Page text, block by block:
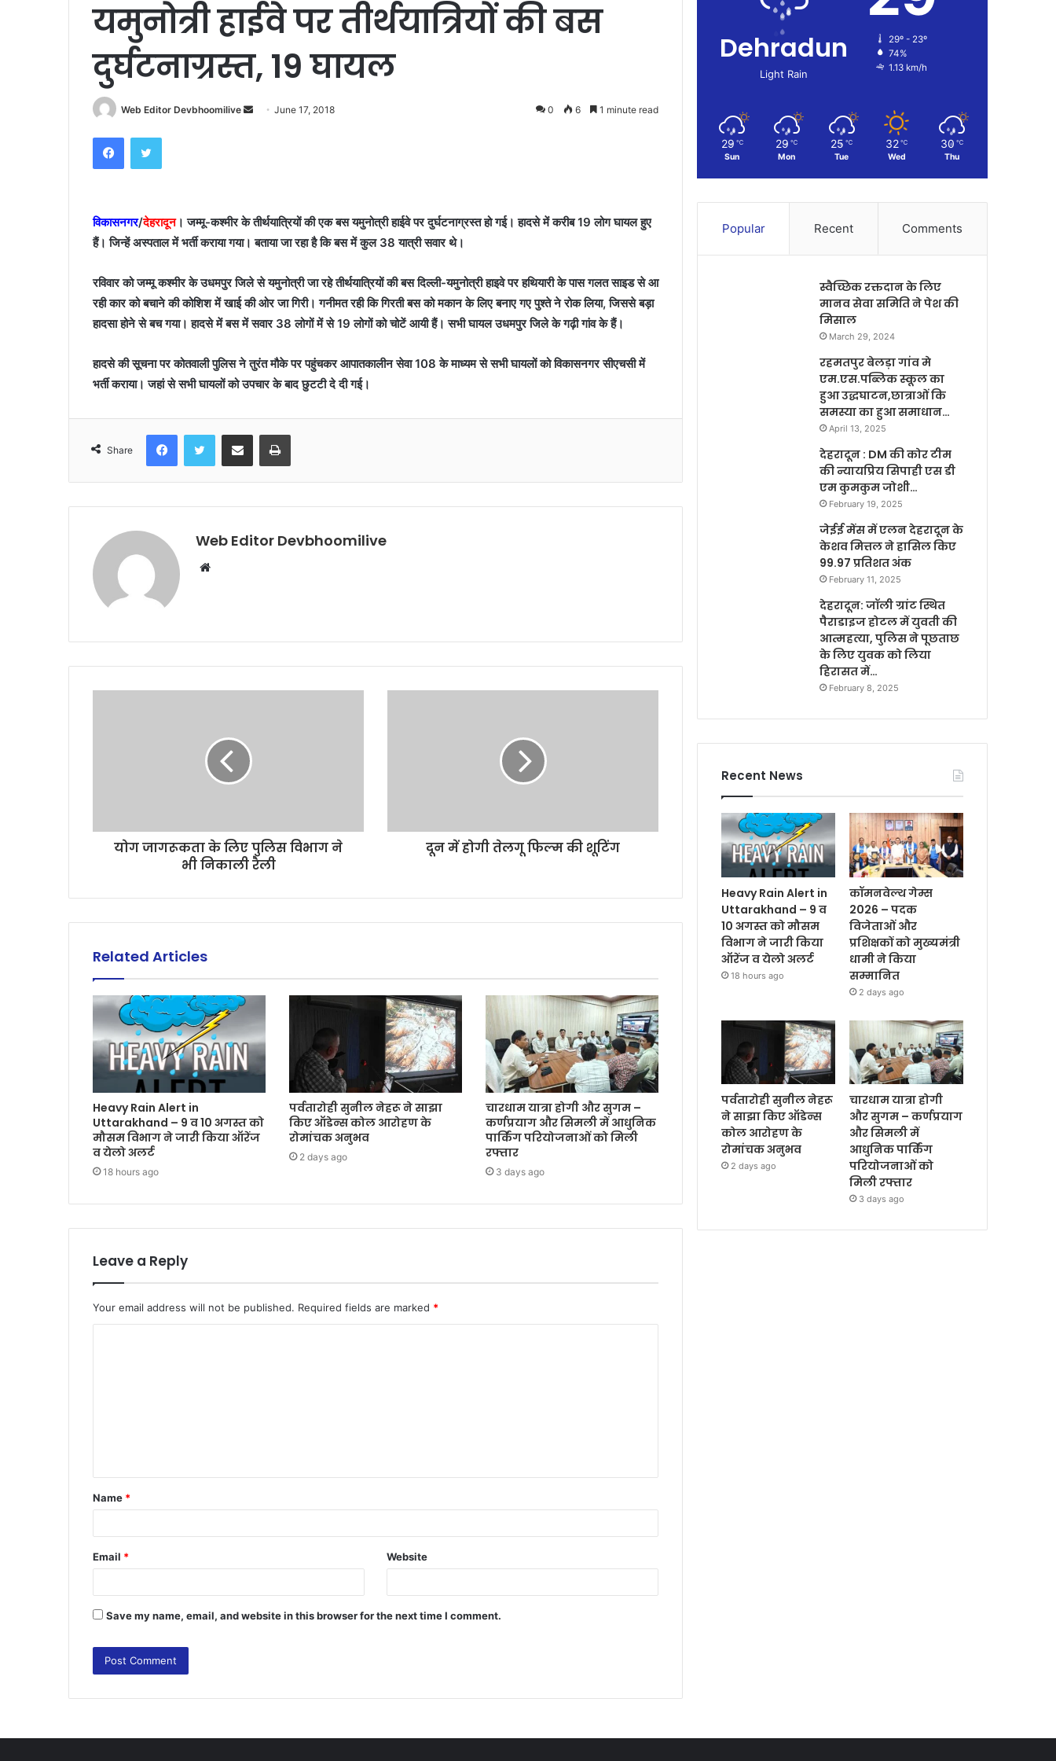
यमुनोत्री हाईवे पर तीर्थयात्रियों की बस
दुर्घटनाग्रस्त, 19 घायल
Web Editor Devbhoomilive
SendJune 17, 2018 0 6 1 minute read
FacebookTwitter
विकासनगर/देहरादून। जम्मू-कश्मीर के तीर्थयात्रियों की एक बस यमुनोत्री हाईवे पर दुर्घटनाग्रस्त हो गई। हादसे में करीब 19 लोग घायल हुए
हैं। जिन्हें अस्पताल में भर्ती कराया गया। बताया जा रहा है कि बस में कुल 38 यात्री सवार थे।
रविवार को जम्मू कश्मीर के उधमपुर जिले से यमुनोत्री जा रहे तीर्थयात्रियों की बस दिल्ली-यमुनोत्री हाइवे पर हथियारी के पास गलत साइड से आ
रही कार को बचाने की कोशिश में खाई की ओर जा गिरी। गनीमत रही कि गिरती बस को मकान के लिए बनाए गए पुश्ते ने रोक लिया, जिससे बड़ा
हादसा होने से बच गया। हादसे में बस में सवार 38 लोगों में से 19 लोगों को चोटें आयी हैं। सभी घायल उधमपुर जिले के गढ़ी गांव के हैं।
हादसे की सूचना पर कोतवाली पुलिस ने तुरंत मौके पर पहुंचकर आपातकालीन सेवा 108 के माध्यम से सभी घायलों को विकासनगर सीएचसी में
भर्ती कराया। जहां से सभी घायलों को उपचार के बाद छुटटी दे दी गई।
Share
FacebookTwitter Share via Email Print
Web Editor Devbhoomilive
Website
योग जागरूकता के लिए पुलिस विभाग ने
भी निकाली रैली
दून में होगी तेलगू फिल्म की शूटिंग
Related Articles
Heavy Rain Alert in
Uttarakhand – 9 व 10 अगस्त को
मौसम विभाग ने जारी किया ऑरेंज
व येलो अलर्ट
18 hours ago
पर्वतारोही सुनील नेहरू ने साझा
किए ऑडेन्स कोल आरोहण के
रोमांचक अनुभव
2 days ago
चारधाम यात्रा होगी और सुगम –
कर्णप्रयाग और सिमली में आधुनिक
पार्किंग परियोजनाओं को मिली
रफ्तार
3 days ago
Leave a Reply
Your email address will not be published. Required fields are marked *
t
*
Name *
Email * Website
Save my name, email, and website in this browser for the next time I comment.
Dehradun
Light Rain
29º - 23º
74%
1.13 km/h
29 ℃
Sun
29 ℃
Mon
25 ℃
Tue
32 ℃
Wed
30 ℃
Thu
Popular Recent Comments
स्वैच्छिक रक्तदान के लिए
मानव सेवा समिति ने पेश की
मिसाल
March 29, 2024
रहमतपुर बेलड़ा गांव मे
एम.एस.पब्लिक स्कूल का
हुआ उद्धघाटन,छात्राओं कि
समस्या का हुआ समाधान…
April 13, 2025
देहरादून : DM की कोर टीम
की न्यायप्रिय सिपाही एस डी
एम कुमकुम जोशी…
February 19, 2025
जेईई मेंस में एलन देहरादून के
केशव मित्तल ने हासिल किए
99.97 प्रतिशत अंक
February 11, 2025
देहरादून: जॉली ग्रांट स्थित
पैराडाइज होटल में युवती की
आत्महत्या, पुलिस ने पूछताछ
के लिए युवक को लिया
हिरासत में…
February 8, 2025
Recent News
Heavy Rain Alert in
Uttarakhand – 9 व
10 अगस्त को मौसम
विभाग ने जारी किया
ऑरेंज व येलो अलर्ट
18 hours ago
कॉमनवेल्थ गेम्स
2026 – पदक
विजेताओं और
प्रशिक्षकों को मुख्यमंत्री
धामी ने किया
सम्मानित
2 days ago
पर्वतारोही सुनील नेहरू
ने साझा किए ऑडेन्स
कोल आरोहण के
रोमांचक अनुभव
2 days ago
चारधाम यात्रा होगी
और सुगम – कर्णप्रयाग
और सिमली में
आधुनिक पार्किंग
परियोजनाओं को
मिली रफ्तार
3 days ago